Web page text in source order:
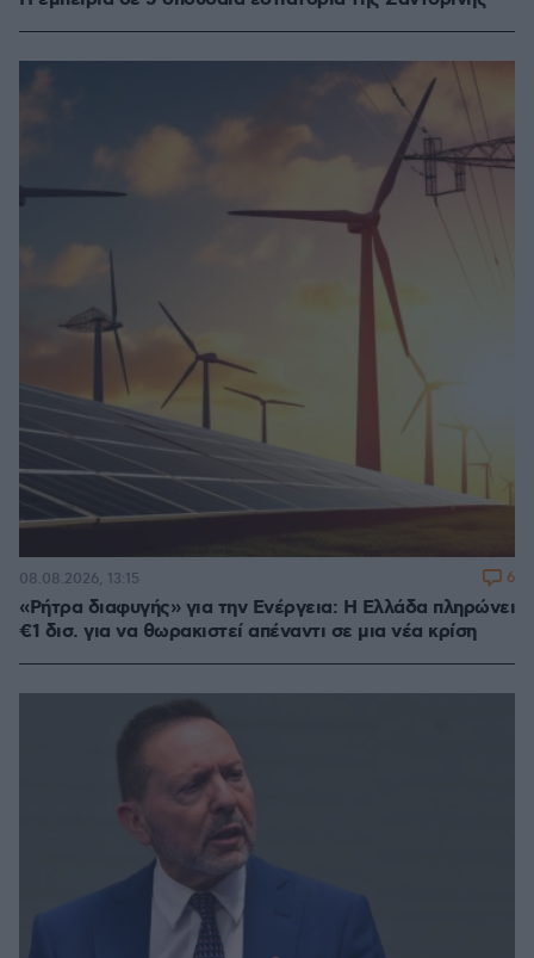
«Ρήτρα διαφυγής» για την Ενέργεια: Η Ελλάδα πληρώνει
€1 δισ. για να θωρακιστεί απέναντι σε μια νέα κρίση
08.08.2026, 13:15 6